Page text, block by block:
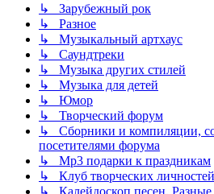
↳ Зарубежный рок
↳ Разное
↳ Музыкальный артхаус
↳ Саундтреки
↳ Музыка других стилей
↳ Музыка для детей
↳ Юмор
↳ Творческий форум
↳ Сборники и компиляции,
посетителями форума
↳ Mp3 подарки к праздникам
↳ Клуб творческих личностей